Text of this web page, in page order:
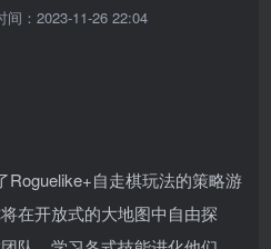
间：2023-11-26 22:04
Roguelike+自走棋玩法的策略游
在开放式的大地图中自由探